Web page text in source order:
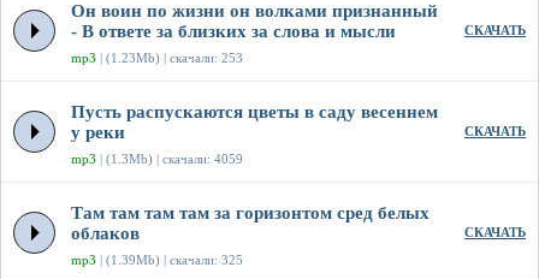
Он воин по жизни он волками признанный
- В ответе за близких за слова и мысли
mp3 | (1.23Mb) | скачали: 253
СКАЧАТЬ
Пусть распускаются цветы в саду весеннем
у реки
mp3 | (1.3Mb) | скачали: 4059
СКАЧАТЬ
Там там там там за горизонтом сред белых
облаков
mp3 | (1.39Mb) | скачали: 325
СКАЧАТЬ